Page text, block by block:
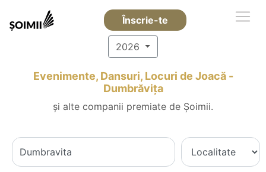
Înscrie-te
2026
Evenimente, Dansuri, Locuri de Joacă -
Dumbrăviţa
și alte companii premiate de Șoimii.